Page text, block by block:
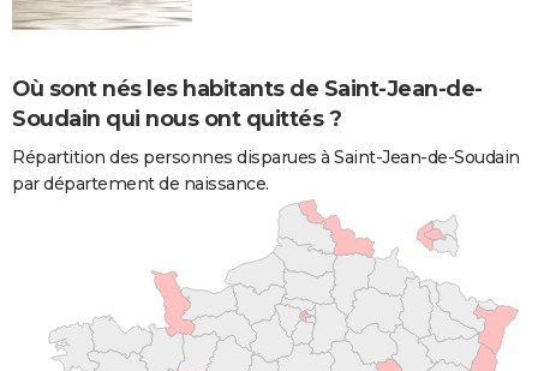
Où sont nés les habitants de Saint-Jean-de-
Soudain qui nous ont quittés ?
Répartition des personnes disparues à Saint-Jean-de-Soudain
par département de naissance.